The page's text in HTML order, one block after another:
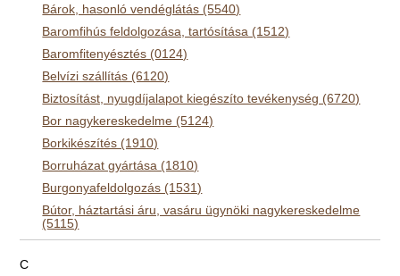
Bárok, hasonló vendéglátás (5540)
Baromfihús feldolgozása, tartósítása (1512)
Baromfitenyésztés (0124)
Belvízi szállítás (6120)
Biztosítást, nyugdíjalapot kiegészíto tevékenység (6720)
Bor nagykereskedelme (5124)
Borkikészítés (1910)
Borruházat gyártása (1810)
Burgonyafeldolgozás (1531)
Bútor, háztartási áru, vasáru ügynöki nagykereskedelme
(5115)
C